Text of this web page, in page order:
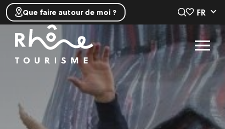
Que faire autour de moi ? FR